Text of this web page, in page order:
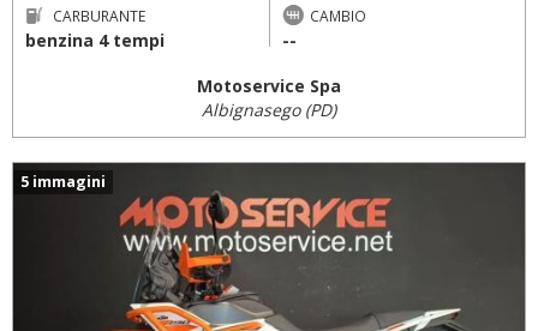
CARBURANTE
benzina 4 tempi
CAMBIO
--
Motoservice Spa
Albignasego (PD)
5 immagini